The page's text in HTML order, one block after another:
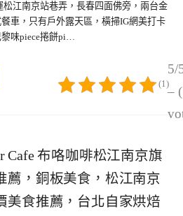
松江南京站巷弄，長春四面佛旁，兩台金
車，只有戶外露天區，橫掃IG網美打卡
黎味piece捲餅pi…
5/
–
(1)
Cafe 布咯咖啡松江南京旗
薦，銅板美食，松江南京
美食推薦，台北自家烘焙